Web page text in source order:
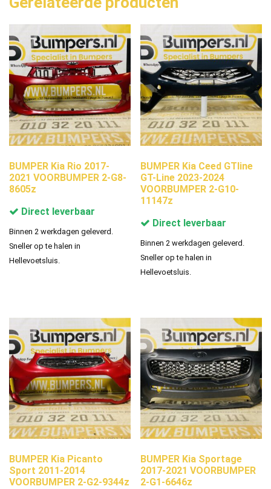
BUMPER Kia Rio 2017-
2021 VOORBUMPER 2-G8-
8605z
Direct leverbaar
Binnen 2 werkdagen geleverd.
Sneller op te halen in
Hellevoetsluis.
BUMPER Kia Ceed GTline
GT-Line 2023-2024
VOORBUMPER 2-G10-
11147z
Direct leverbaar
Binnen 2 werkdagen geleverd.
Sneller op te halen in
Hellevoetsluis.
BUMPER Kia Picanto
Sport 2011-2014
VOORBUMPER 2-G2-9344z
BUMPER Kia Sportage
2017-2021 VOORBUMPER
2-G1-6646z